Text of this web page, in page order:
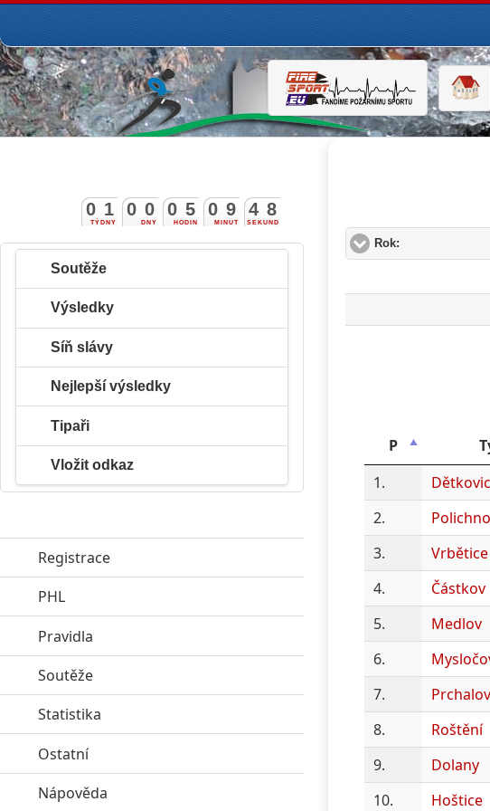
Rok:
P
1.
2.
Polichno
3.
Vrbětice
4.
Částkov
5.
Medlov
6.
7.
Prchalov
8.
Roštění
9.
Dolany
10.
Hoštice
TÝDNY
0 1
DNY
0 0
HODIN
0 5
MINUT
0 9
SEKUND
4 8
Soutěže
Výsledky
Síň slávy
Nejlepší výsledky
Tipaři
Vložit odkaz
Registrace
PHL
Pravidla
Soutěže
Statistika
Ostatníclick to expand contents
Nápověda